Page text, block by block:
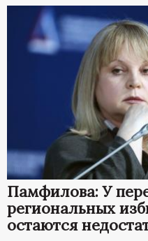
Памфилова: У
региональных
остаются